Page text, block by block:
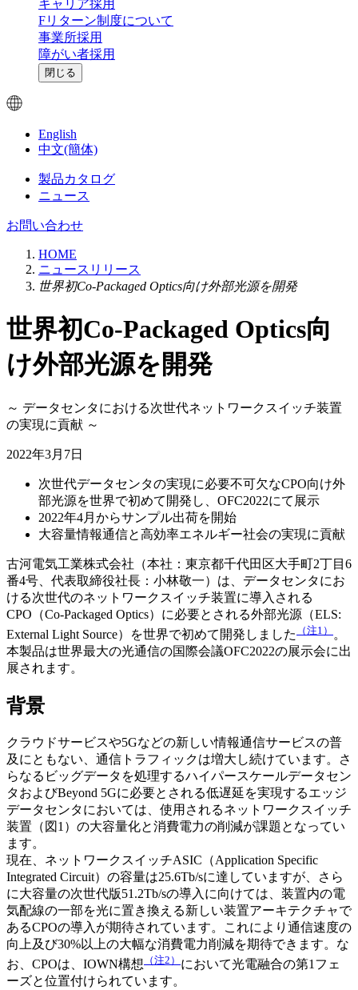
キャリア採用
Fリターン制度について
事業所採用
障がい者採用
閉じる
English
中文(簡体)
製品カタログ
ニュース
お問い合わせ
HOME
ニュースリリース
世界初Co-Packaged Optics向け外部光源を開発
世界初Co-Packaged Optics向
け外部光源を開発
～ データセンタにおける次世代ネットワークスイッチ装置
の実現に貢献 ～
2022年3月7日
次世代データセンタの実現に必要不可欠なCPO向け外
部光源を世界で初めて開発し、OFC2022にて展示
2022年4月からサンプル出荷を開始
大容量情報通信と高効率エネルギー社会の実現に貢献
古河電気工業株式会社（本社：東京都千代田区大手町2丁目6
番4号、代表取締役社長：小林敬一）は、データセンタにお
ける次世代のネットワークスイッチ装置に導入される
CPO（Co-Packaged Optics）に必要とされる外部光源（ELS:
External Light Source）を世界で初めて開発しました
（注1）
。
本製品は世界最大の光通信の国際会議OFC2022の展示会に出
展されます。
背景
クラウドサービスや5Gなどの新しい情報通信サービスの普
及にともない、通信トラフィックは増大し続けています。さ
らなるビッグデータを処理するハイパースケールデータセン
タおよびBeyond 5Gに必要とされる低遅延を実現するエッジ
データセンタにおいては、使用されるネットワークスイッチ
装置（図1）の大容量化と消費電力の削減が課題となってい
ます。
現在、ネットワークスイッチASIC（Application Specific
Integrated Circuit）の容量は25.6Tb/sに達していますが、さら
に大容量の次世代版51.2Tb/sの導入に向けては、装置内の電
気配線の一部を光に置き換える新しい装置アーキテクチャで
あるCPOの導入が期待されています。これにより通信速度の
向上及び30%以上の大幅な消費電力削減を期待できます。な
お、CPOは、IOWN構想 （注2） において光電融合の第1フェ
ーズと位置付けられています。